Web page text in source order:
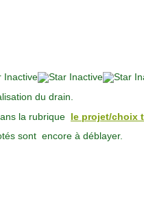
du drain.
la rubrique
le projet/choix
sont encore à déblayer.